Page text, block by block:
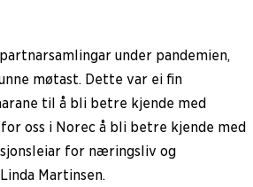
under pandemien,
møtast. Dette var ei fin
til å bli betre kjende med
oss i Norec å bli betre kjende med
for næringsliv og
Martinsen.